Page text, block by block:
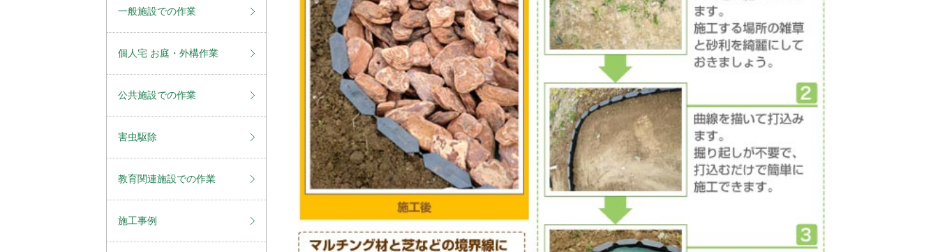
一般施設での作業
個人宅 お庭・外構作業
公共施設での作業
害虫駆除
教育関連施設での作業
施工事例